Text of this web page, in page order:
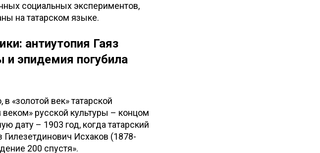
социальных экспериментов,
на татарском языке.
антиутопия Гаяз
и эпидемия погубила
«золотой век» татарской
русской культуры – концом
дату – 1903 год, когда татарский
Гилезетдинович Исхаков (1878-
200 спустя».